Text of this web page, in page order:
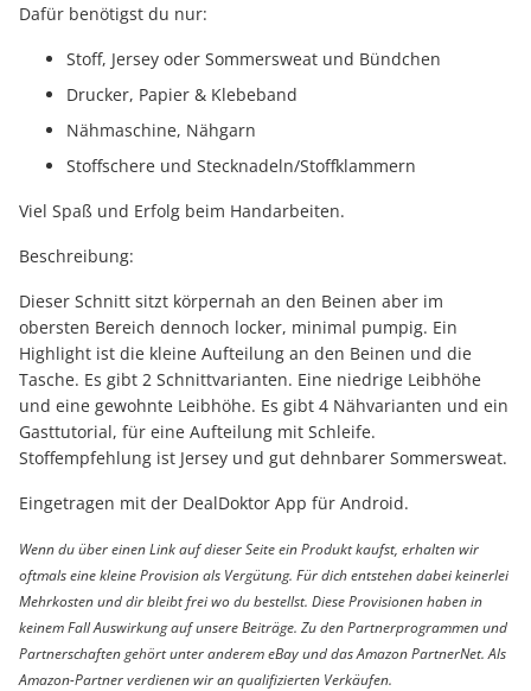
Dafür benötigst du nur:
Stoff, Jersey oder Sommersweat und Bündchen
Drucker, Papier & Klebeband
Nähmaschine, Nähgarn
Stoffschere und Stecknadeln/Stoffklammern
Viel Spaß und Erfolg beim Handarbeiten.
Beschreibung:
Dieser Schnitt sitzt körpernah an den Beinen aber im
obersten Bereich dennoch locker, minimal pumpig. Ein
Highlight ist die kleine Aufteilung an den Beinen und die
Tasche. Es gibt 2 Schnittvarianten. Eine niedrige Leibhöhe
und eine gewohnte Leibhöhe. Es gibt 4 Nähvarianten und ein
Gasttutorial, für eine Aufteilung mit Schleife.
Stoffempfehlung ist Jersey und gut dehnbarer Sommersweat.
Eingetragen mit der DealDoktor App für Android.
Wenn du über einen Link auf dieser Seite ein Produkt kaufst, erhalten wir
oftmals eine kleine Provision als Vergütung. Für dich entstehen dabei keinerlei
Mehrkosten und dir bleibt frei wo du bestellst. Diese Provisionen haben in
keinem Fall Auswirkung auf unsere Beiträge. Zu den Partnerprogrammen und
Partnerschaften gehört unter anderem eBay und das Amazon PartnerNet. Als
Amazon-Partner verdienen wir an qualifizierten Verkäufen.